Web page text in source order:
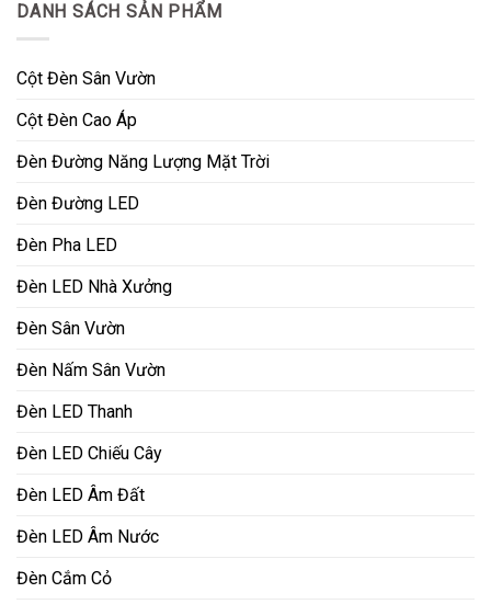
DANH SÁCH SẢN PHẨM
Cột Đèn Sân Vườn
Cột Đèn Cao Áp
Đèn Đường Năng Lượng Mặt Trời
Đèn Đường LED
Đèn Pha LED
Đèn LED Nhà Xưởng
Đèn Sân Vườn
Đèn Nấm Sân Vườn
Đèn LED Thanh
Đèn LED Chiếu Cây
Đèn LED Âm Đất
Đèn LED Âm Nước
Đèn Cắm Cỏ